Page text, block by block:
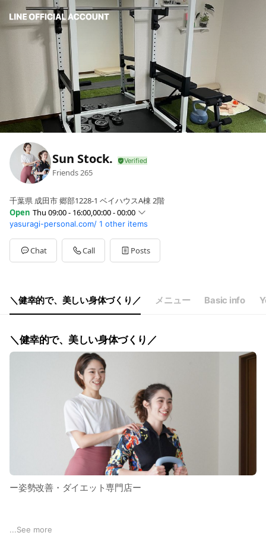
Sun Stock.
Friends265
千葉県 成田市 郷部1228-1 ベイハウスA棟 2階
Open Thu 09:00 - 16:00,00:00 - 00:00
Sun09:00 - 16:00
Mon09:00 - 16:00,00:00 - 00:00
Tue09:00 - 16:00,00:00 - 00:00
Wed09:00 - 16:00,00:00 - 00:00
Sat09:00 - 16:00,00:00 - 00:00
不定休
yasuragi-personal.com/ 1 other items
Chat Call Posts
＼健幸的で、美しい身体づくり／ メニュー Basic info
＼健幸的で、美しい身体づくり／
ー姿勢改善・ダイエット専門店ー
あなたに合った食事/運動/セルフケア
...See more